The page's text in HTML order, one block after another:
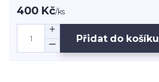
400 Kč/ks
Přidat do košíku